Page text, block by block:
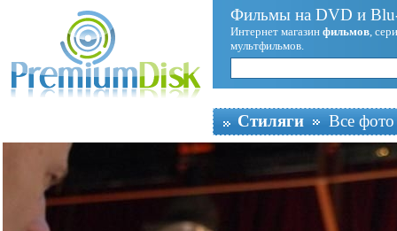
Фильмы на DVD и
Интернет магазин фильмов,
мультфильмов.
Стиляги Все